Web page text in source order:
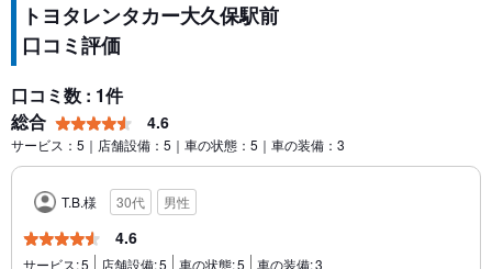
トヨタレンタカー大久保駅前
口コミ評価
口コミ数 : 1件
総合
4.6
サービス：5｜店舗設備：5｜車の状態：5｜車の装備：3
T.B.様 30代 男性
4.6
サービス:5 店舗設備:5 車の状態:5 車の装備:3